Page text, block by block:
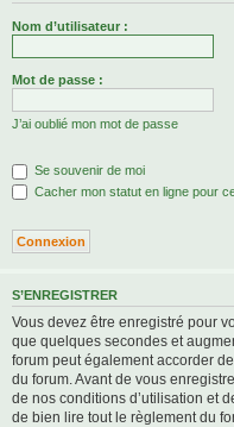
Nom d’utilisateur :
Mot de passe :
J’ai oublié mon mot de passe
Se souvenir de moi
Cacher mon statut en ligne pour
S’ENREGISTRER
Vous devez être enregistré pour
que quelques secondes et
forum peut également accorder
du forum. Avant de vous
de nos conditions d’utilisation et
de bien lire tout le règlement du